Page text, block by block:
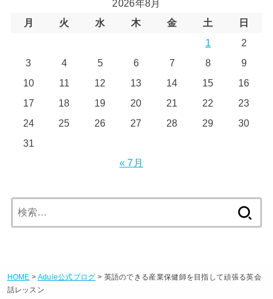
2026年8月
月
火 水 木 金 土
日
1
2
3
4 5 6 7 8
9
10
11 12 13 14 15
16
17
18 19 20 21 22
23
24
25 26 27 28 29
30
31
« 7月
索:
HOME > Adule公式ブログ > 英語のできる産業保健師を目指して頑張る英会
話レッスン